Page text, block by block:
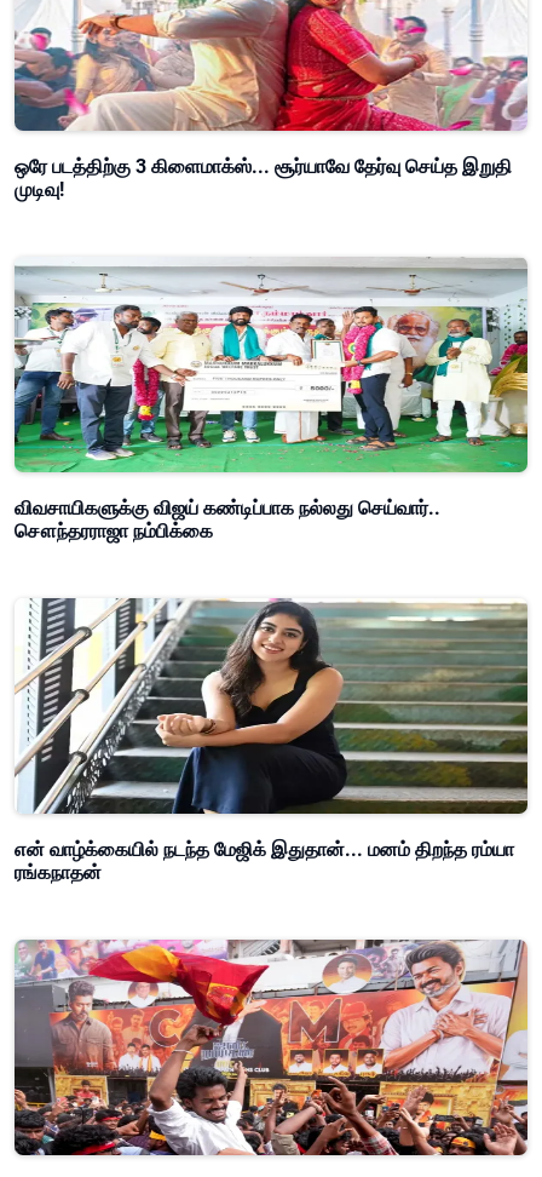
ஒரே படத்திற்கு 3 கிளைமாக்ஸ்... சூர்யாவே தேர்வு செய்த இறுதி
முடிவு!
விவசாயிகளுக்கு விஜய் கண்டிப்பாக நல்லது செய்வார்..
சௌந்தரராஜா நம்பிக்கை
என் வாழ்க்கையில் நடந்த மேஜிக் இதுதான்... மனம் திறந்த ரம்யா
ரங்கநாதன்